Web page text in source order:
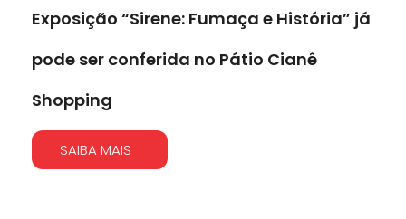
Exposição “Sirene: Fumaça e História” já
pode ser conferida no Pátio Cianê
Shopping
SAIBA MAIS